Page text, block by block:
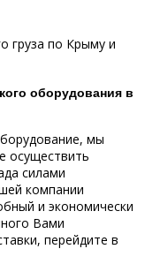
груза по Крыму и
оборудования в
мы
осуществить
силами
компании
и экономически
Вами
перейдите в